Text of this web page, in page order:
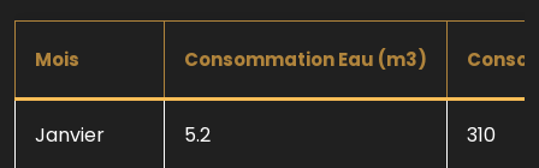
Mois Consommation Eau (m3)
Janvier 5.2 310